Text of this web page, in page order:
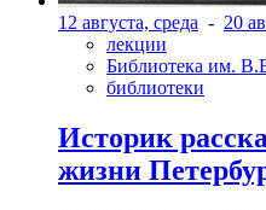
12 августа, среда - 20
лекции
Библиотека им.
библиотеки
Историк
жизни